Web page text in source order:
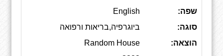
שפה:
English
סוגה:
ביוגרפיה,בריאות ורפואה
הוצאה:
Random House